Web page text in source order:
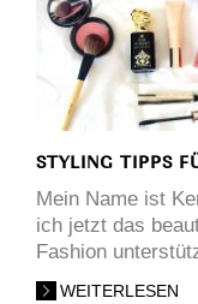
STYLING TIPPS
Mein Name ist
ich jetzt das
Fashion
WEITERLESEN